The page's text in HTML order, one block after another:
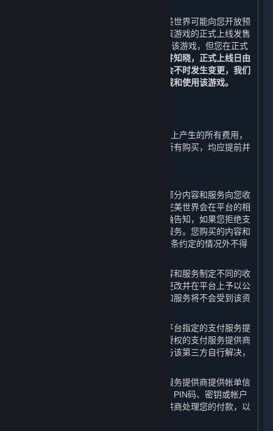
在某些游戏正式在平台上线发售前，完美世界可能向您开放预
购，在您付清全部预购款后，您可以在该游戏的正式上线发售
”）下载和使用该游戏，但您在正式
您理解并知晓，正式上线日由
该游戏开发方或游戏运营方决定并可能会不时发生变更，我们
无法承诺或保证您可以在正式上线日下载和使用该游戏。
除以下第3.G条规定的以外，在蒸汽平台上产生的所有费用，
以及使用蒸汽钱包（定义如下）进行的所有购买，均应提前并
使用平台是免费的，但是完美世界会就部分内容和服务向您收
取一定的费用。对于付费内容和服务，完美世界会在平台的相
应页面上将收费方式和资费标准向您明确告知，如果您拒绝支
付该费用，则您无法使用相应的内容和服务。您购买的内容和
服务一经付费即视为购买完成，除第3.G条约定的情况外不得
完美世界有权决定并可能会对不同的内容和服务制定不同的收
费方式和资费标准，并有权随时调整或更改并在平台上予以公
布，您在资费发生变动之前购买的内容和服务将不会受到该资
您在平台上购买内容和服务时，应通过平台指定的支付服务提
供商进行充值或付款。任何因通过未经授权的支付服务提供商
进行的充值或消费而导致的纠纷应由您与该第三方自行解决，
请您注意，当您向完美世界指定的支付服务提供商提供帐单信
息时，即意味着您是与该支付相关的卡、PIN码、密钥或帐户
的授权使用方，并且您授权支付服务提供商处理您的付款，以